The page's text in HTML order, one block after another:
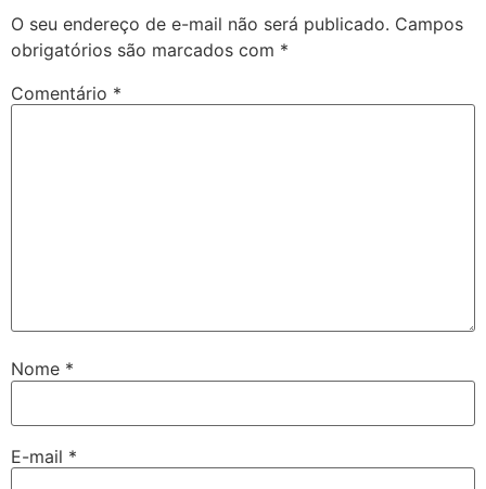
O seu endereço de e-mail não será publicado. Campos
obrigatórios são marcados com *
Comentário *
Nome *
E-mail *